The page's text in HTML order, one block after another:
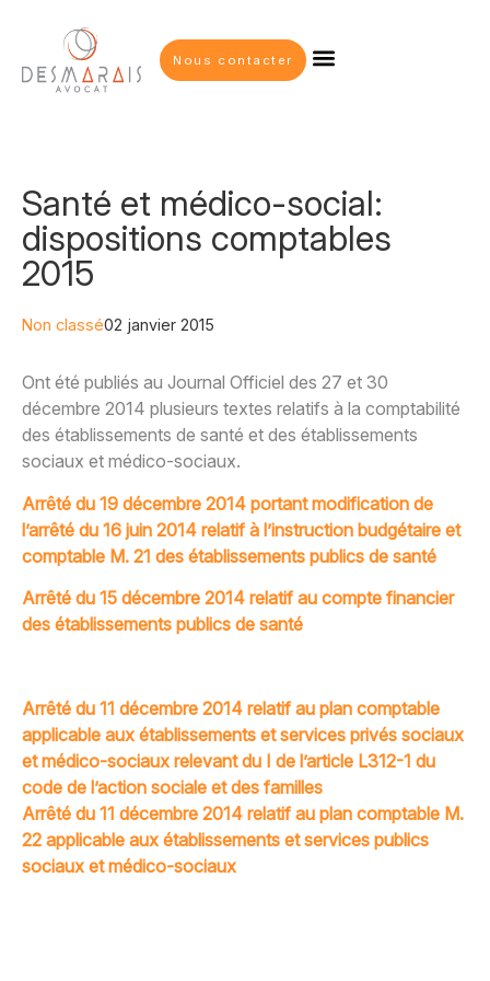
Nous contacter
Santé et médico-social:
dispositions comptables
2015
Non classé02 janvier 2015
Ont été publiés au Journal Officiel des 27 et 30
décembre 2014 plusieurs textes relatifs à la comptabilité
des établissements de santé et des établissements
sociaux et médico-sociaux.
Arrêté du 19 décembre 2014 portant modification de
l’arrêté du 16 juin 2014 relatif à l’instruction budgétaire et
comptable M. 21 des établissements publics de santé
Arrêté du 15 décembre 2014 relatif au compte financier
des établissements publics de santé
Arrêté du 11 décembre 2014 relatif au plan comptable
applicable aux établissements et services privés sociaux
et médico-sociaux relevant du I de l’article L312-1 du
code de l’action sociale et des familles
Arrêté du 11 décembre 2014 relatif au plan comptable M.
22 applicable aux établissements et services publics
sociaux et médico-sociaux